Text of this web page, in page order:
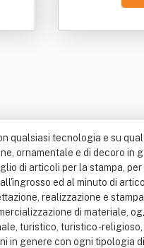
qualsiasi tecnologia e su
ornamentale e di decoro in
di articoli per la stampa,
ed al minuto di
realizzazione e
di materiale,
turistico, turistico -religioso,
genere con ogni tipologia di